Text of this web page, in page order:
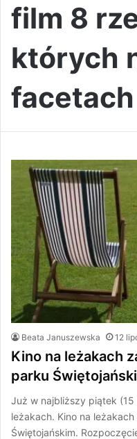
film 8
których
facetach
Beata Januszewska 12
Kino na leżakach
parku
Już w najbliższy piątek
leżakach. Kino na
Świętojańskim.